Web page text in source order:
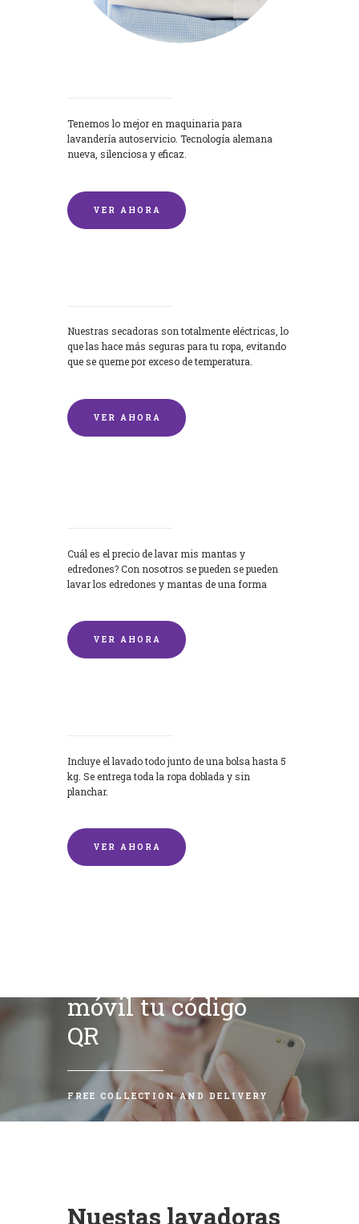
Tenemos lo mejor en maquinaria para
lavandería autoservicio. Tecnología alemana
nueva, silenciosa y eficaz.
VER AHORA
Nuestras secadoras son totalmente eléctricas, lo
que las hace más seguras para tu ropa, evitando
que se queme por exceso de temperatura.
VER AHORA
Cuál es el precio de lavar mis mantas y
edredones? Con nosotros se pueden se pueden
lavar los edredones y mantas de una forma
VER AHORA
Incluye el lavado todo junto de una bolsa hasta 5
kg. Se entrega toda la ropa doblada y sin
planchar.
VER AHORA
móvil tu código
QR
FREE COLLECTION AND DELIVERY
Nuestas lavadoras